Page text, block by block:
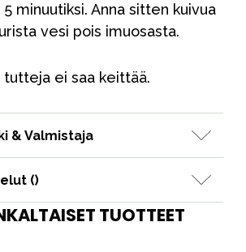
minuutiksi. Anna sitten kuivua
vesi pois imuosasta.
tutteja ei saa keittää.
& Valmistaja
()
TUOTTEET